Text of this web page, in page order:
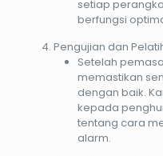
setiap
berfungsi
Pengujian dan
Setelah
memastikan
dengan baik.
kepada
tentang cara
alarm.